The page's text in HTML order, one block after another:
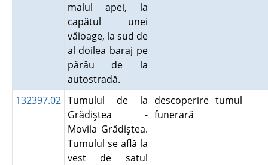
malul apei, la
capătul unei
văioage, la sud de
al doilea baraj pe
pârâu de la
autostradă.
132397.02 Tumulul de la
Grădiştea -
Movila Grădiştea.
Tumulul se află la
vest de satul
descoperire
funerară
tumul